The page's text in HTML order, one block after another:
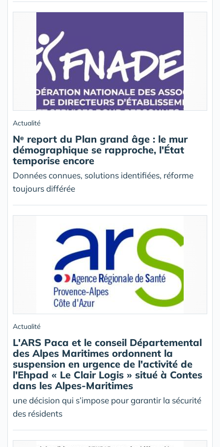
Actualité
Nᵉ report du Plan grand âge : le mur
démographique se rapproche, l'État
temporise encore
Données connues, solutions identifiées, réforme
toujours différée
Actualité
L'ARS Paca et le conseil Départemental
des Alpes Maritimes ordonnent la
suspension en urgence de l'activité de
l'Ehpad « Le Clair Logis » situé à Contes
dans les Alpes-Maritimes
une décision qui s’impose pour garantir la sécurité
des résidents